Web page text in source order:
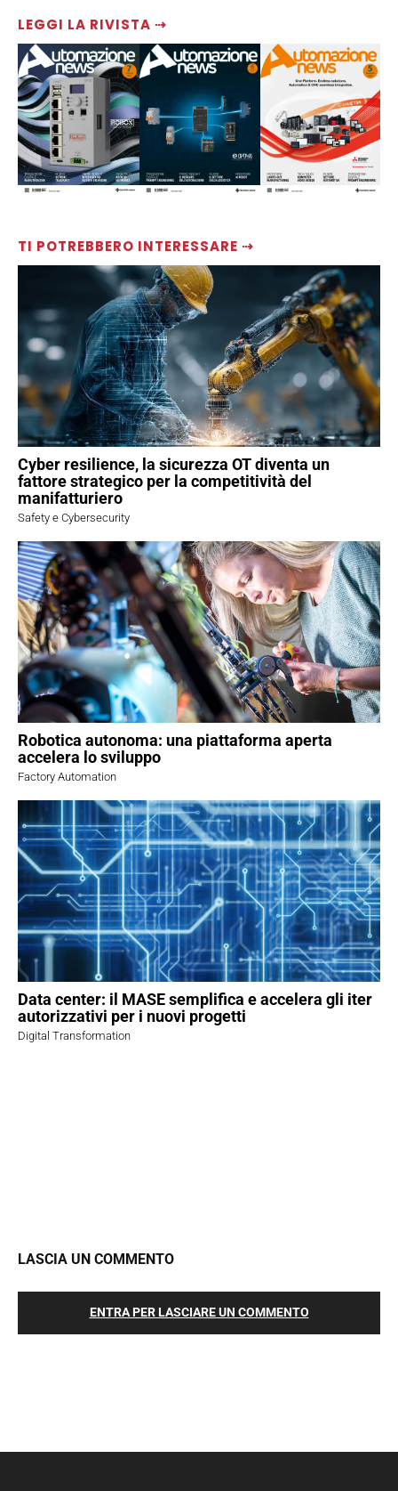
LEGGI LA RIVISTA ⇢
TI POTREBBERO INTERESSARE ⇢
Cyber resilience, la sicurezza OT diventa un
fattore strategico per la competitività del
manifatturiero
Safety e Cybersecurity
Robotica autonoma: una piattaforma aperta
accelera lo sviluppo
Factory Automation
Data center: il MASE semplifica e accelera gli iter
autorizzativi per i nuovi progetti
Digital Transformation
LASCIA UN COMMENTO
ENTRA PER LASCIARE UN COMMENTO